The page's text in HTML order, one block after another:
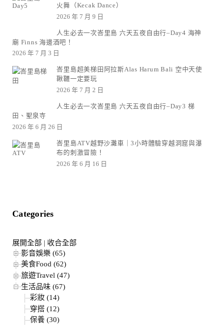
火舞（Kecak Dance）
2026 年 7 月 9 日
人生必去一次峇里島 六天五夜自由行–Day4 海神
廟 Finns 海邊酒吧！
2026 年 7 月 3 日
峇里島超美梯田阿拉斯Alas Harum Bali 空中天使
鞦韆一定要玩
2026 年 7 月 2 日
人生必去一次峇里島 六天五夜自由行–Day3 梯
田、聖泉寺
2026 年 6 月 26 日
峇里島ATV越野沙灘車｜3小時體驗穿越洞窟與瀑
布的刺激冒險！
2026 年 6 月 16 日
Categories
展開全部 | 收合全部
影音娛樂 (65)
美食Food (62)
旅遊Travel (47)
生活品味 (67)
彩妝 (14)
穿搭 (12)
保養 (30)